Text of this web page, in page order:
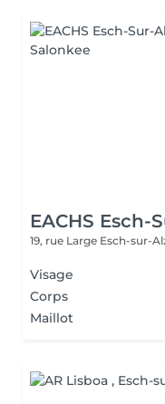
EACHS Esch-
19, rue Large Esch-sur-
Visage
Corps
Maillot